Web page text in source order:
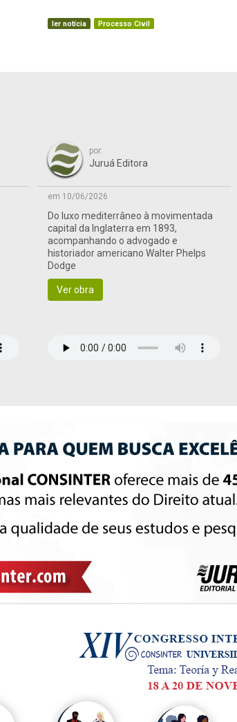
ler notícia Processo Civil
por:
Juruá Editora
em 10/06/2026
Do luxo mediterrâneo à movimentada
capital da Inglaterra em 1893,
acompanhando o advogado e
historiador americano Walter Phelps
Dodge
Ver obra